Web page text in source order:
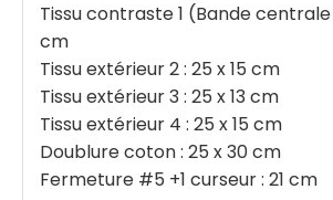
Tissu contraste 1 (Bande
cm
Tissu extérieur 2 : 25 x 15 cm
Tissu extérieur 3 : 25 x 13 cm
Tissu extérieur 4 : 25 x 15 cm
Doublure coton : 25 x 30 cm
Fermeture #5 +1 curseur : 21 cm